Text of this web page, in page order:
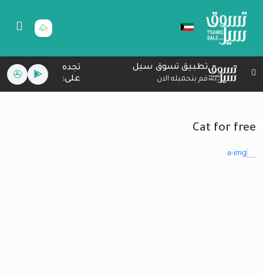
تطبيق تسوق سيل
قم بتحميله الان
تجده
على:
Cat for free